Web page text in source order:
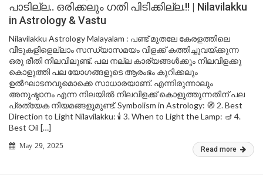
പാടില്ല.. ഒരിക്കലും ഗതി പിടിക്കില്ല.!! | Nilavilakku
in Astrology & Vastu
Nilavilakku Astrology Malayalam : പണ്ട് മുതലേ കേരളത്തിലെ
വീടുകളിളെല്ലാം സന്ധ്യാസമയം വിളക്ക് കത്തിച്ചുവയ്ക്കുന്ന
ഒരു രീതി നിലവിലുണ്ട്. പല നല്ല കാര്യങ്ങൾക്കും നിലവിളക്കു
കൊളുത്തി പല യോഗങ്ങളുടെ ആരംഭം കുറിക്കലും
ഉൽഘാടനവുമൊക്കെ സാധാരയാണ്. എന്നിരുന്നാലും
അനുഷ്ഠാനം എന്ന നിലയിൽ നിലവിളക്ക് കൊളുത്തുന്നതിന് പല
പ്രത്യേക നിയമങ്ങളുമുണ്ട്. Symbolism in Astrology: 🧭 2. Best
Direction to Light Nilavilakku: 🕯️ 3. When to Light the Lamp: 🪔 4.
Best Oil […]
May 29, 2025 Read more